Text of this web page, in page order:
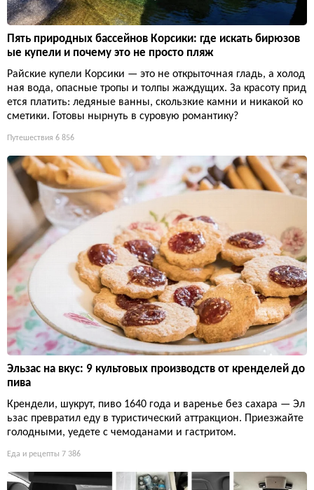
Пять природных бассейнов Корсики: где искать бирюзов
ые купели и почему это не просто пляж
Райские купели Корсики — это не открыточная гладь, а холод
ная вода, опасные тропы и толпы жаждущих. За красоту прид
ется платить: ледяные ванны, скользкие камни и никакой ко
сметики. Готовы нырнуть в суровую романтику?
Путешествия 6 856
Эльзас на вкус: 9 культовых производств от кренделей до
пива
Крендели, шукрут, пиво 1640 года и варенье без сахара — Эл
ьзас превратил еду в туристический аттракцион. Приезжайте
голодными, уедете с чемоданами и гастритом.
Еда и рецепты 7 386